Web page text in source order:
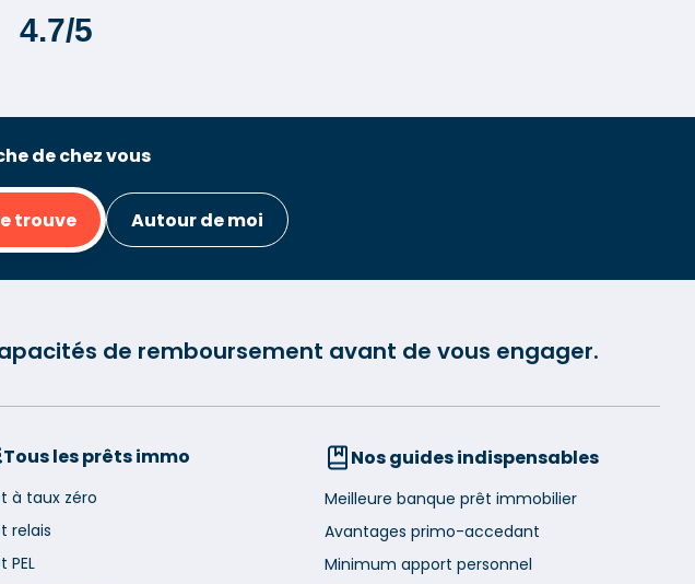
de chez vous
trouve Autour de moi
de remboursement avant de vous engager.
Tous les prêts immo
à taux zéro
relais
PEL
Nos guides indispensables
Meilleure banque prêt immobilier
Avantages primo-accedant
Minimum apport personnel